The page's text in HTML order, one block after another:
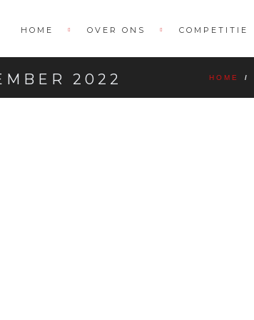
HOME OVER ONS COMPETITIE
2022 HOME /